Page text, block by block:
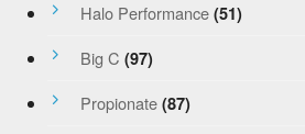
Halo Performance (51)
Big C (97)
Propionate (87)